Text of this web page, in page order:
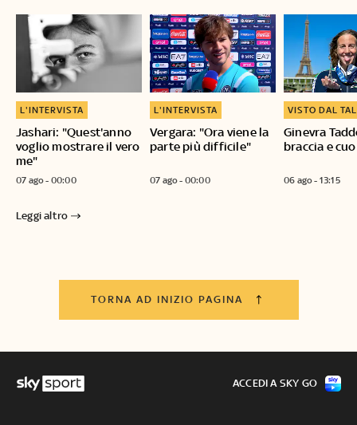
Jashari: "Quest'anno
voglio mostrare il vero
me"
L'INTERVISTA
07 ago - 00:00
Vergara: "Ora viene la
parte più difficile"
L'INTERVISTA
07 ago - 00:00
Ginevra
braccia e
VISTO DAL
06 ago - 13:15
Leggi altro
TORNA AD INIZIO PAGINA
ACCEDI A SKY GO